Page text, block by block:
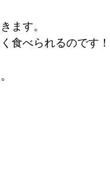
ます。
食べられるのです！